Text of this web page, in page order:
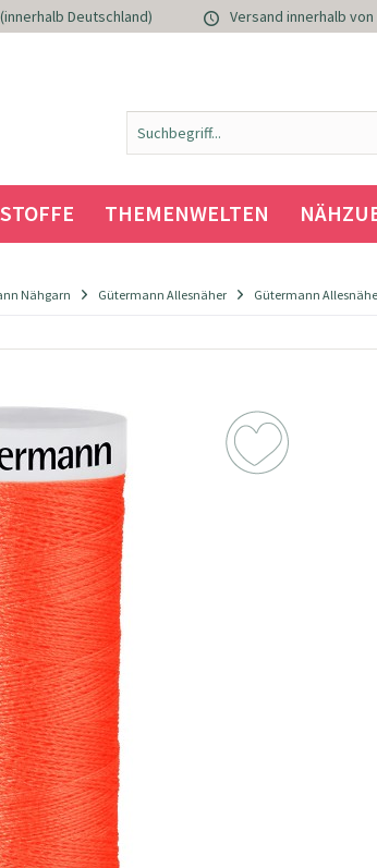
Deutschland) Versand innerhalb
THEMENWELTEN
Nähgarn Gütermann Allesnäher Gütermann